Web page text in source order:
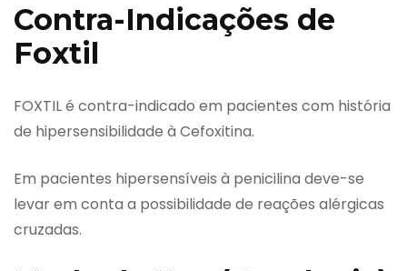
Contra-Indicações de
Foxtil
FOXTIL é contra-indicado em pacientes com história
de hipersensibilidade à Cefoxitina.
Em pacientes hipersensíveis à penicilina deve-se
levar em conta a possibilidade de reações alérgicas
cruzadas.